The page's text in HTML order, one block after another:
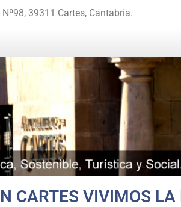
39311 Cartes, Cantabria.
CARTES VIVIMOS